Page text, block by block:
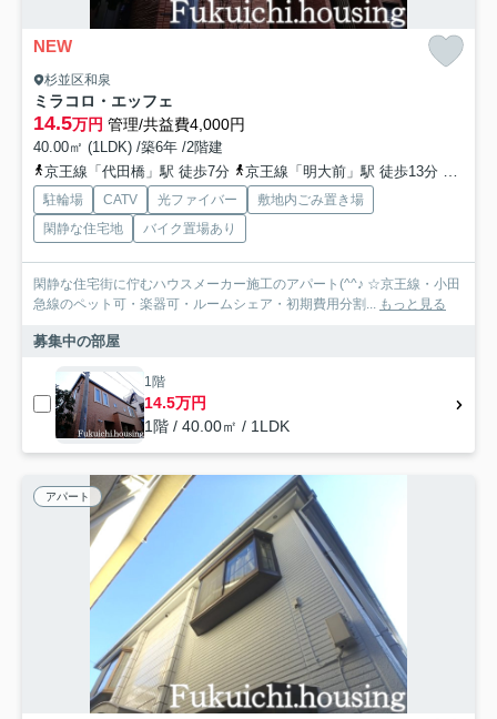
NEW
杉並区和泉
ミラコロ・エッフェ
14.5万円 管理/共益費4,000円
40.00㎡ (1LDK) /築6年 /2階建
京王線「代田橋」駅 徒歩7分
京王線「明大前」駅 徒歩13分
駐輪場 CATV 光ファイバー
敷地内ごみ置き場
閑静な住宅地
バイク置場あり
閑静な住宅街に佇むハウスメーカー施工のアパート(^^♪ ☆京王線・小田
急線のペット可・楽器可・ルームシェア・初期費用分割...
もっと見る
募集中の部屋
1階
14.5万円
1階 / 40.00㎡ / 1LDK
アパート